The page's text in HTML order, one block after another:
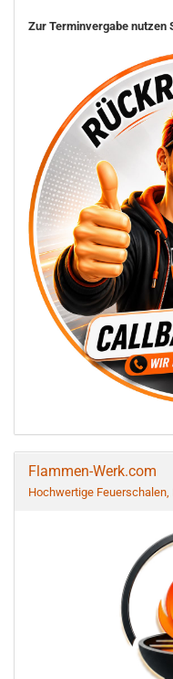
Zur Terminvergabe nutzen
Flammen-Werk.com
Hochwertige